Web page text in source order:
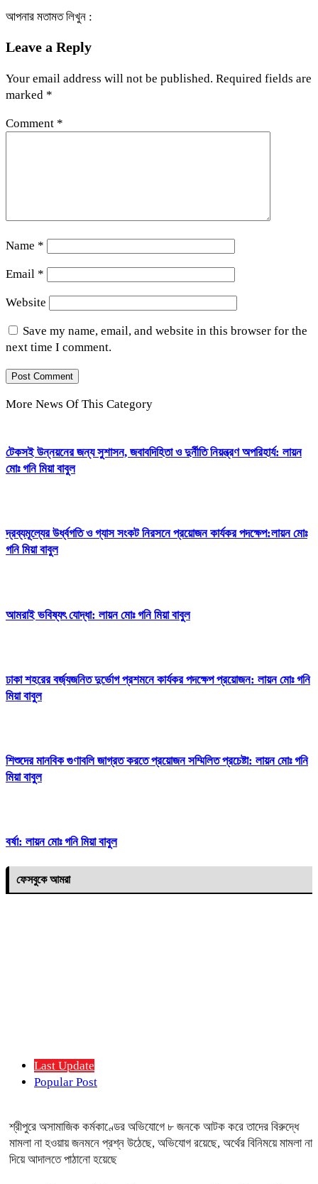
আপনার মতামত লিখুন :
Leave a Reply
Your email address will not be published. Required fields are
marked *
Comment *
Name *
Email *
Website
Save my name, email, and website in this browser for the
next time I comment.
More News Of This Category
টেকসই উন্নয়নের জন্য সুশাসন, জবাবদিহিতা ও দুর্নীতি নিয়ন্ত্রণ অপরিহার্য: লায়ন
মোঃ গনি মিয়া বাবুল
দ্রব্যমূল্যের উর্ধ্বগতি ও গ্যাস সংকট নিরসনে প্রয়োজন কার্যকর পদক্ষেপ:লায়ন মোঃ
গনি মিয়া বাবুল
আমরাই ভবিষ্যৎ যোদ্ধা: লায়ন মোঃ গনি মিয়া বাবুল
ঢাকা শহরের বর্জ্যজনিত দুর্ভোগ প্রশমনে কার্যকর পদক্ষেপ প্রয়োজন: লায়ন মোঃ গনি
মিয়া বাবুল
শিশুদের মানবিক গুণাবলি জাগ্রত করতে প্রয়োজন সম্মিলিত প্রচেষ্টা: লায়ন মোঃ গনি
মিয়া বাবুল
বর্ষা: লায়ন মোঃ গনি মিয়া বাবুল
ফেসবুকে আমরা
Last Update
Popular Post
শ্রীপুরে অসামাজিক কর্মকাণ্ডের অভিযোগে ৮ জনকে আটক করে তাদের বিরুদ্ধে
মামলা না হওয়ায় জনমনে প্রশ্ন উঠেছে, অভিযোগ রয়েছে, অর্থের বিনিময়ে মামলা না
দিয়ে আদালতে পাঠানো হয়েছে